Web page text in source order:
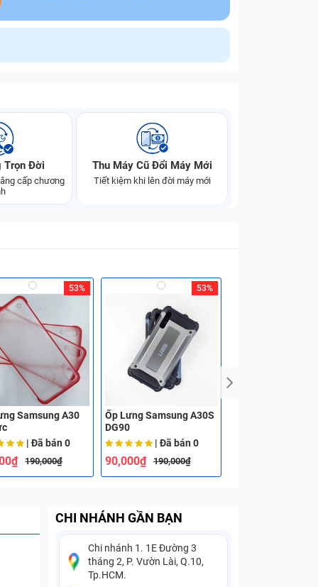
Trọn Đời
cấp chương
Thu Máy Cũ Đổi Máy Mới
Tiết kiệm khi lên đời máy mới
53%
Samsung A30
| Đã bán0
190,000₫
53%
Ốp Lưng Samsung A30S
DG90
| Đã bán 0
90,000₫ 190,000₫
CHI NHÁNH GẦN BẠN
Chi nhánh 1. 1E Đường 3
tháng 2, P. Vườn Lài, Q.10,
Tp.HCM.